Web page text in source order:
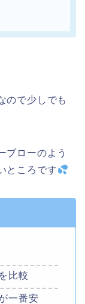
ので少しでも
ブローのよう
ところです
比較
一番安